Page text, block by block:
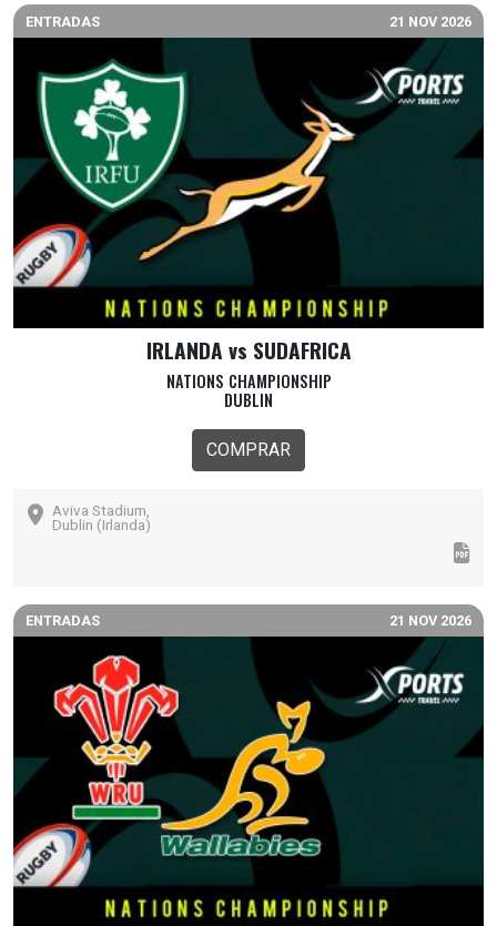
ENTRADAS 21 NOV 2026
IRLANDA vs SUDAFRICA
NATIONS CHAMPIONSHIP
DUBLIN
COMPRAR
Aviva Stadium,
Dublin (Irlanda)
ENTRADAS 21 NOV 2026